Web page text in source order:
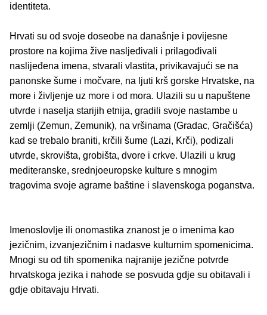
identiteta.
Hrvati su od svoje doseobe na današnje i povijesne
prostore na kojima žive nasljeđivali i prilagođivali
naslijeđena imena, stvarali vlastita, privikavajući se na
panonske šume i močvare, na ljuti krš gorske Hrvatske, na
more i življenje uz more i od mora. Ulazili su u napuštene
utvrde i naselja starijih etnija, gradili svoje nastambe u
zemlji (Zemun, Zemunik), na vršinama (Gradac, Gračišća)
kad se trebalo braniti, krčili šume (Lazi, Krči), podizali
utvrde, skrovišta, grobišta, dvore i crkve. Ulazili u krug
mediteranske, srednjoeuropske kulture s mnogim
tragovima svoje agrarne baštine i slavenskoga poganstva.
Imenoslovlje ili onomastika znanost je o imenima kao
jezičnim, izvanjezičnim i nadasve kulturnim spomenicima.
Mnogi su od tih spomenika najranije jezične potvrde
hrvatskoga jezika i nahode se posvuda gdje su obitavali i
gdje obitavaju Hrvati.